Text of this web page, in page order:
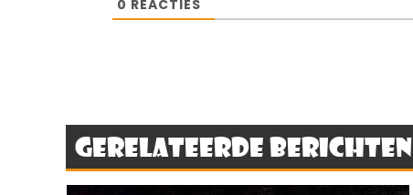
0 REACTIES
Gerelateerde berichten